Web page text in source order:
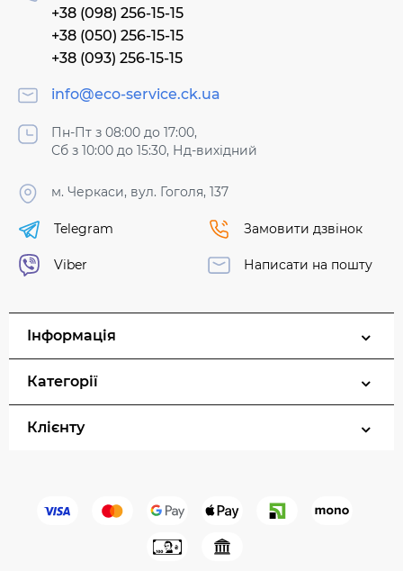
+38 (098) 256-15-15
+38 (050) 256-15-15
+38 (093) 256-15-15
info@eco-service.ck.ua
Пн-Пт з 08:00 до 17:00,
Сб з 10:00 до 15:30, Нд-вихідний
м. Черкаси, вул. Гоголя, 137
Telegram
Viber
Замовити дзвінок
Написати на пошту
Інформація
Категорії
Клієнту